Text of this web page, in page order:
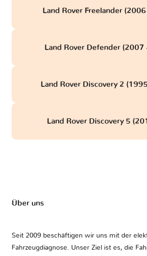
Land Rover Freelander
Land Rover Defender (2007
Land Rover Discovery 2
Land Rover Discovery 5
Über uns
Seit 2009 beschäftigen wir uns mit der
Fahrzeugdiagnose. Unser Ziel ist es, die